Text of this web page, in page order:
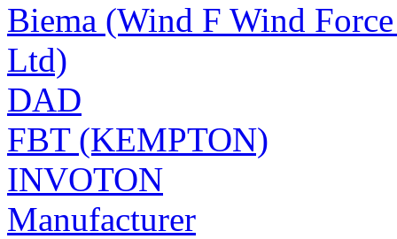
Biema (Wind F Wind
Ltd)
DAD
FBT (KEMPTON)
INVOTON
Manufacturer